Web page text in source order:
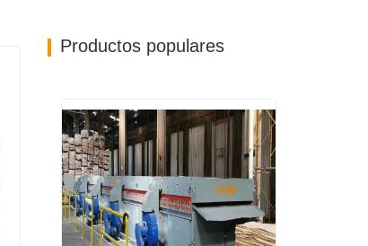
Productos populares